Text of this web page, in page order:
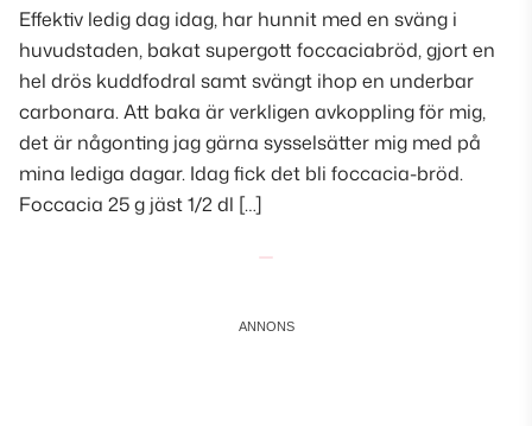
Effektiv ledig dag idag, har hunnit med en sväng i
huvudstaden, bakat supergott foccaciabröd, gjort en
hel drös kuddfodral samt svängt ihop en underbar
carbonara. Att baka är verkligen avkoppling för mig,
det är någonting jag gärna sysselsätter mig med på
mina lediga dagar. Idag fick det bli foccacia-bröd.
Foccacia 25 g jäst 1/2 dl […]